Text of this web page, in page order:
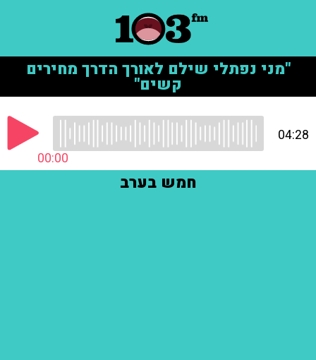
"מני נפתלי שילם לאורך הדרך מחירים
קשים"
00:00
04:28
חמש בערב